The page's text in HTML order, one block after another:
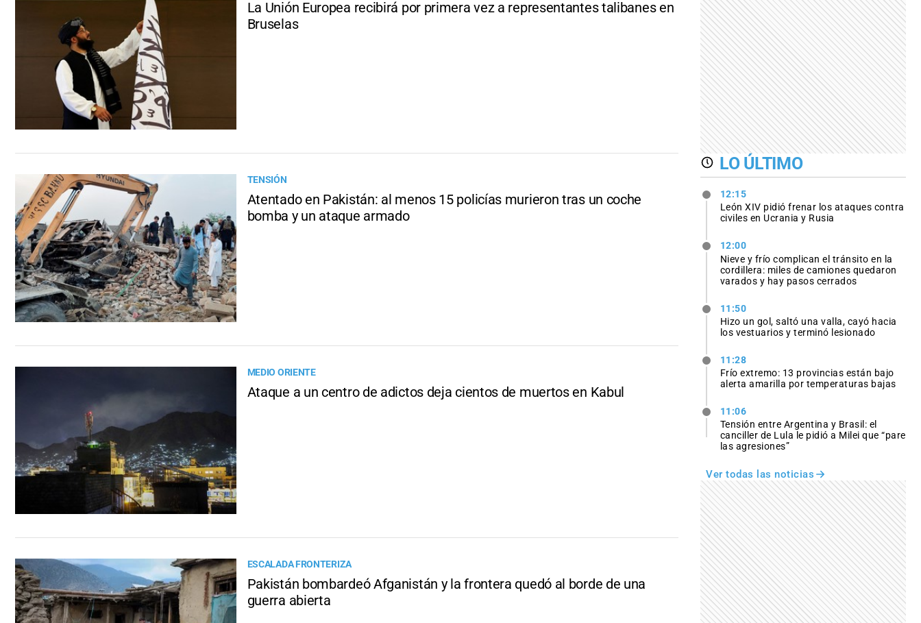
La Unión Europea recibirá por primera vez a representantes talibanes en
Bruselas
TENSIÓN
Atentado en Pakistán: al menos 15 policías murieron tras un coche
bomba y un ataque armado
MEDIO ORIENTE
Ataque a un centro de adictos deja cientos de muertos en Kabul
ESCALADA FRONTERIZA
Pakistán bombardeó Afganistán y la frontera quedó al borde de una
guerra abierta
LO ÚLTIMO
12:15
León XIV pidió frenar los ataques contra
civiles en Ucrania y Rusia
12:00
Nieve y frío complican el tránsito en la
cordillera: miles de camiones quedaron
varados y hay pasos cerrados
11:50
Hizo un gol, saltó una valla, cayó hacia
los vestuarios y terminó lesionado
11:28
Frío extremo: 13 provincias están bajo
alerta amarilla por temperaturas bajas
11:06
Tensión entre Argentina y Brasil: el
canciller de Lula le pidió a Milei que “pare
las agresiones”
Ver todas las noticias